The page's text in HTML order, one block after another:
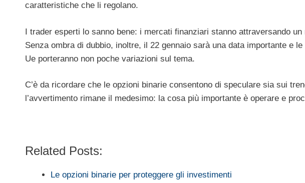
caratteristiche che li regolano.
I trader esperti lo sanno bene: i mercati finanziari stanno attraversando
Senza ombra di dubbio, inoltre, il 22 gennaio sarà una data importante e le
Ue porteranno non poche variazioni sul tema.
C’è da ricordare che le opzioni binarie consentono di speculare sia sui
l’avvertimento rimane il medesimo: la cosa più importante è operare e
Related Posts:
Le opzioni binarie per proteggere gli investimenti